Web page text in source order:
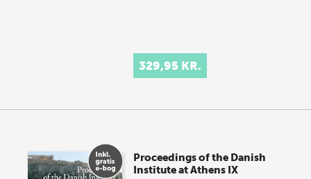
329,95 KR.
Proceedings of the Danish
Institute at Athens IX